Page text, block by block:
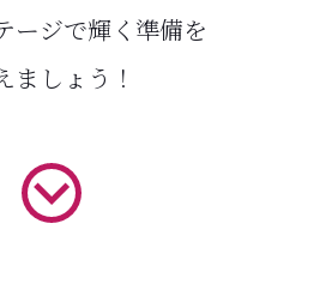
ージで輝く準備を
ましょう！